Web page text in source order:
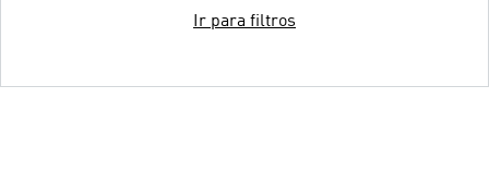
Ir para filtros